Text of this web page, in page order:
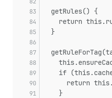
  getRules() {
return
  }
if
return
    }